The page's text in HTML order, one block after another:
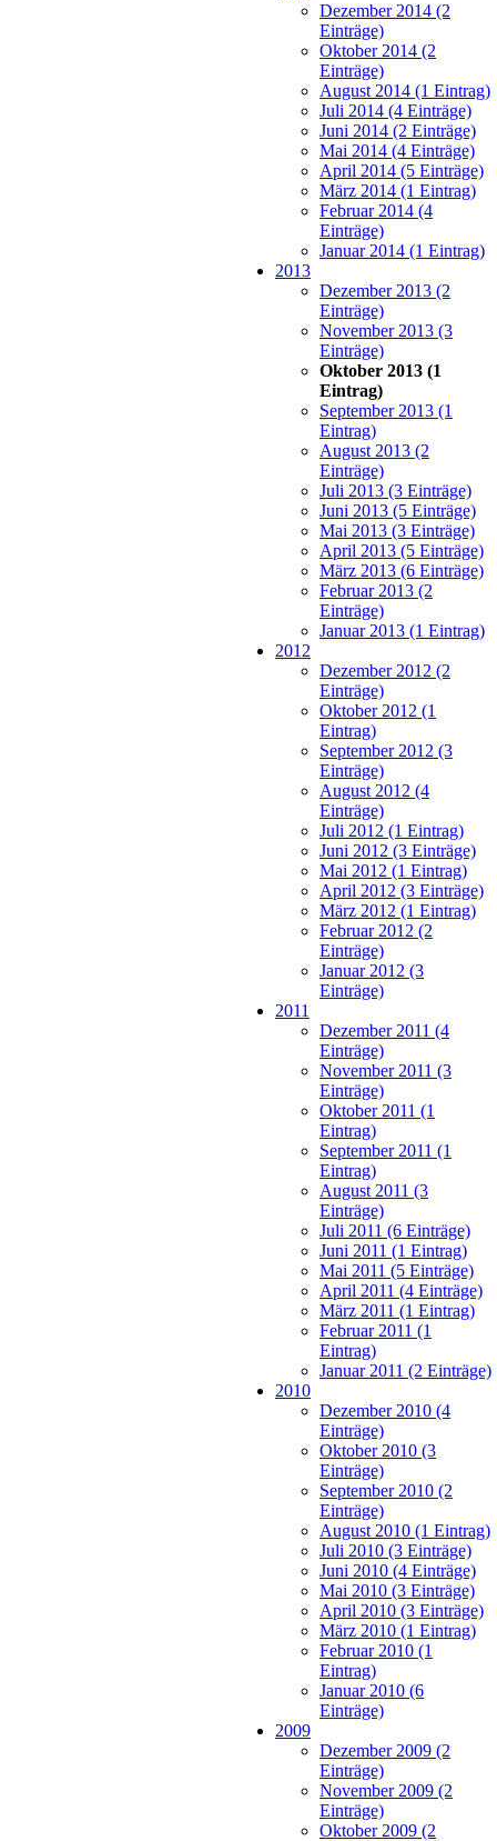
Dezember 2014 (2
Einträge)
Oktober 2014 (2
Einträge)
August 2014 (1 Eintrag)
Juli 2014 (4 Einträge)
Juni 2014 (2 Einträge)
Mai 2014 (4 Einträge)
April 2014 (5 Einträge)
März 2014 (1 Eintrag)
Februar 2014 (4
Einträge)
Januar 2014 (1 Eintrag)
2013
Dezember 2013 (2
Einträge)
November 2013 (3
Einträge)
Oktober 2013 (1
Eintrag)
September 2013 (1
Eintrag)
August 2013 (2
Einträge)
Juli 2013 (3 Einträge)
Juni 2013 (5 Einträge)
Mai 2013 (3 Einträge)
April 2013 (5 Einträge)
März 2013 (6 Einträge)
Februar 2013 (2
Einträge)
Januar 2013 (1 Eintrag)
2012
Dezember 2012 (2
Einträge)
Oktober 2012 (1
Eintrag)
September 2012 (3
Einträge)
August 2012 (4
Einträge)
Juli 2012 (1 Eintrag)
Juni 2012 (3 Einträge)
Mai 2012 (1 Eintrag)
April 2012 (3 Einträge)
März 2012 (1 Eintrag)
Februar 2012 (2
Einträge)
Januar 2012 (3
Einträge)
2011
Dezember 2011 (4
Einträge)
November 2011 (3
Einträge)
Oktober 2011 (1
Eintrag)
September 2011 (1
Eintrag)
August 2011 (3
Einträge)
Juli 2011 (6 Einträge)
Juni 2011 (1 Eintrag)
Mai 2011 (5 Einträge)
April 2011 (4 Einträge)
März 2011 (1 Eintrag)
Februar 2011 (1
Eintrag)
Januar 2011 (2 Einträge)
2010
Dezember 2010 (4
Einträge)
Oktober 2010 (3
Einträge)
September 2010 (2
Einträge)
August 2010 (1 Eintrag)
Juli 2010 (3 Einträge)
Juni 2010 (4 Einträge)
Mai 2010 (3 Einträge)
April 2010 (3 Einträge)
März 2010 (1 Eintrag)
Februar 2010 (1
Eintrag)
Januar 2010 (6
Einträge)
2009
Dezember 2009 (2
Einträge)
November 2009 (2
Einträge)
Oktober 2009 (2